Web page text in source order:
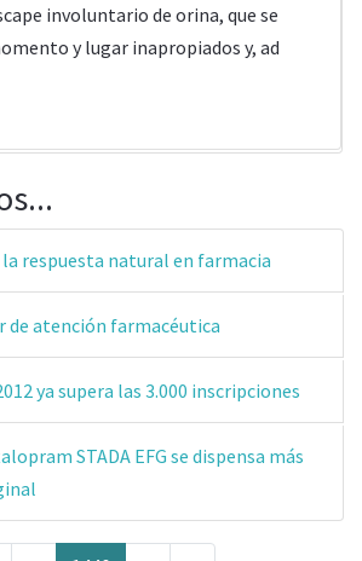
involuntario de orina, que se
y lugar inapropiados y, ad
respuesta natural en farmacia
de atención farmacéutica
ya supera las 3.000 inscripciones
STADA EFG se dispensa más